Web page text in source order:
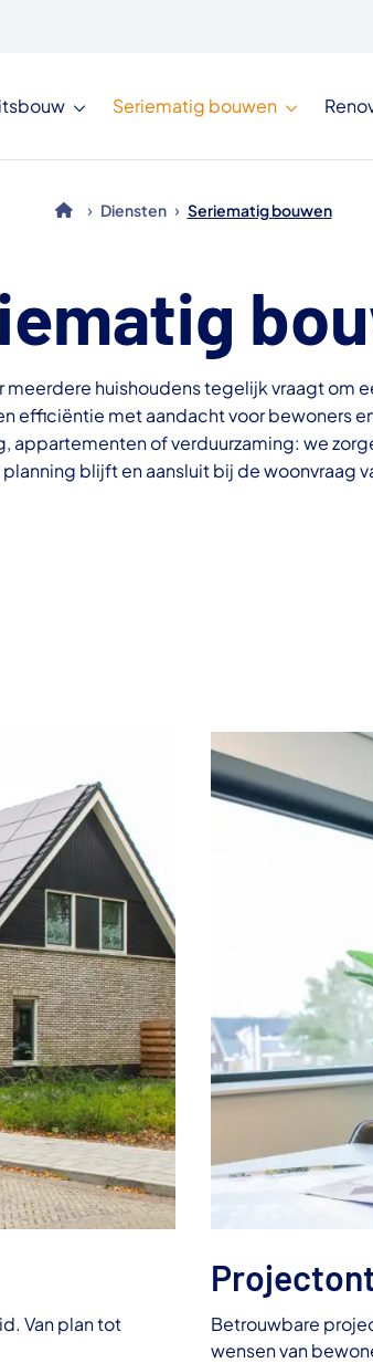
Seriematig bouwen
meerdere huishoudens tegelijk vraagt om
efficiëntie met aandacht voor bewoners
of verduurzaming: we
blijft en aansluit bij de woonvraag
› Diensten › Seriematig bouwen
Van plan tot
Betrouwbare
wensen van